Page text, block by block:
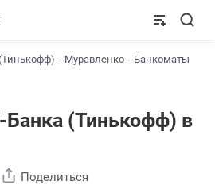
Муравленко
Банкоматы
(Тинькофф) в
Поделиться